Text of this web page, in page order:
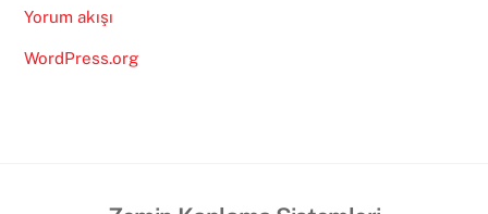
Yorum akışı
WordPress.org